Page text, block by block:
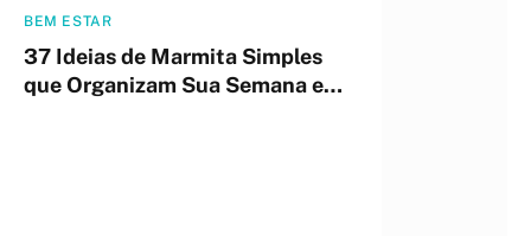
BEM ESTAR
37 Ideias de Marmita Simples
que Organizam Sua Semana em